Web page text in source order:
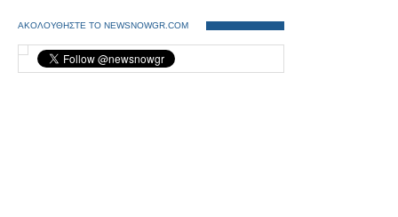
ΑΚΟΛΟΥΘΗΣΤΕ ΤΟ NEWSNOWGR.COM